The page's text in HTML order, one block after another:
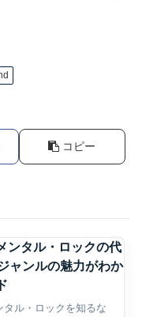
コピー
ンタル・ロックの代
ャンルの魅力がわか
タル・ロックを知るな